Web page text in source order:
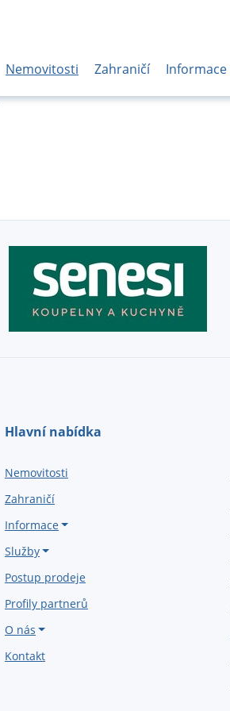
Nemovitosti Zahraničí Informace
Hlavní nabídka
Nemovitosti
Zahraničí
Informace
Služby
Postup prodeje
Profily partnerů
O nás
Kontakt